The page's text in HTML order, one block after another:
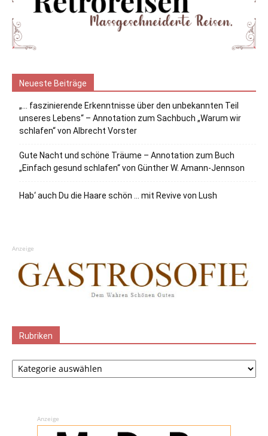
Neueste Beiträge
„… faszinierende Erkenntnisse über den unbekannten Teil
unseres Lebens“ – Annotation zum Sachbuch „Warum wir
schlafen“ von Albrecht Vorster
Gute Nacht und schöne Träume – Annotation zum Buch
„Einfach gesund schlafen“ von Günther W. Amann-Jennson
Hab‘ auch Du die Haare schön … mit Revive von Lush
Anzeige
Rubriken
Rubriken
Anzeige